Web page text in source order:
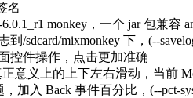
名
monkey，一个 jar 包兼容
/sdcard/mixmonkey 下，(--
控件操作，点击更加准确
意义上的上下左右滑动，当前
加入 Back 事件百分比，(--pct-